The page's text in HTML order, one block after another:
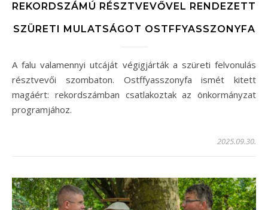
REKORDSZÁMÚ RÉSZTVEVŐVEL RENDEZETT
SZÜRETI MULATSÁGOT OSTFFYASSZONYFA
A falu valamennyi utcáját végigjárták a szüreti felvonulás
résztvevői szombaton. Ostffyasszonyfa ismét kitett
magáért: rekordszámban csatlakoztak az önkormányzat
programjához.
2025.09.30.